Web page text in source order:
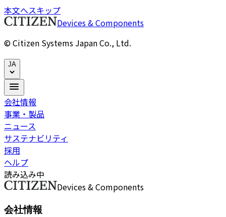
本文へスキップ
Devices & Components
© Citizen Systems Japan Co., Ltd.
JA
会社情報
事業・製品
ニュース
サステナビリティ
採用
ヘルプ
読み込み中
Devices & Components
会社情報